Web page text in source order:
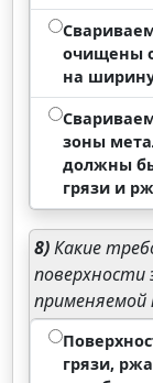
очищены
на
зоны
должны
грязи и
8)Какие
поверхности
применяемой
грязи,